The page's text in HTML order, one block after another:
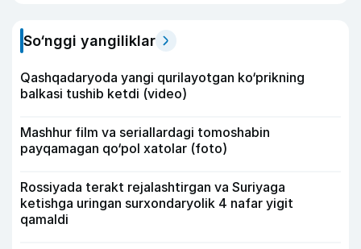
So‘nggi yangiliklar
Qashqadaryoda yangi qurilayotgan ko‘prikning
balkasi tushib ketdi (video)
Mashhur film va seriallardagi tomoshabin
payqamagan qo‘pol xatolar (foto)
Rossiyada terakt rejalashtirgan va Suriyaga
ketishga uringan surxondaryolik 4 nafar yigit
qamaldi